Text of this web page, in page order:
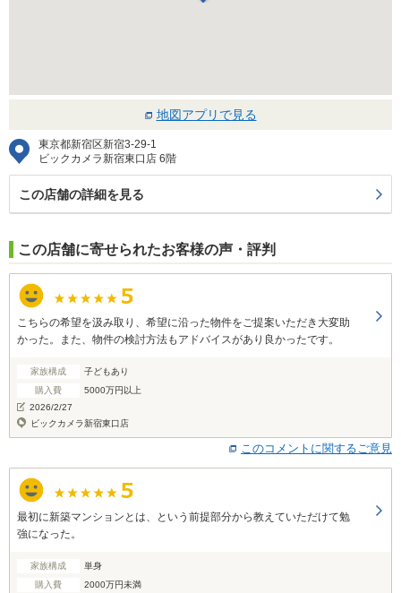
地図アプリで見る
東京都新宿区新宿3-29-1
ビックカメラ新宿東口店 6階
この店舗の詳細を見る
この店舗に寄せられたお客様の声・評判
こちらの希望を汲み取り、希望に沿った物件をご提案いただき大変助
かった。また、物件の検討方法もアドバイスがあり良かったです。
家族構成
子どもあり
購入費
5000万円以上
2026/2/27
ビックカメラ新宿東口店
このコメントに関するご意見
最初に新築マンションとは、という前提部分から教えていただけて勉
強になった。
家族構成
単身
購入費
2000万円未満